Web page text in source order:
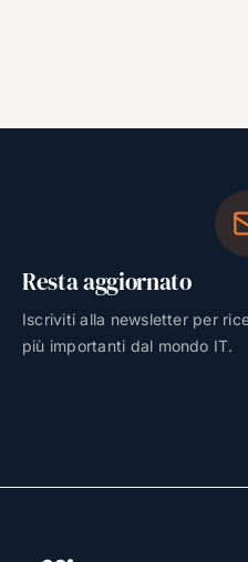
Resta aggiornato
Iscriviti alla newsletter per
più importanti dal mondo IT.